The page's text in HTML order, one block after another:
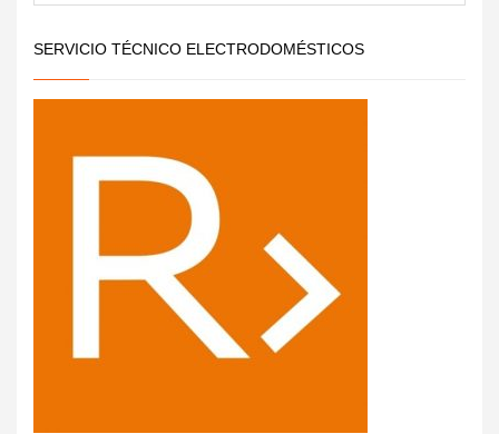
SERVICIO TÉCNICO ELECTRODOMÉSTICOS